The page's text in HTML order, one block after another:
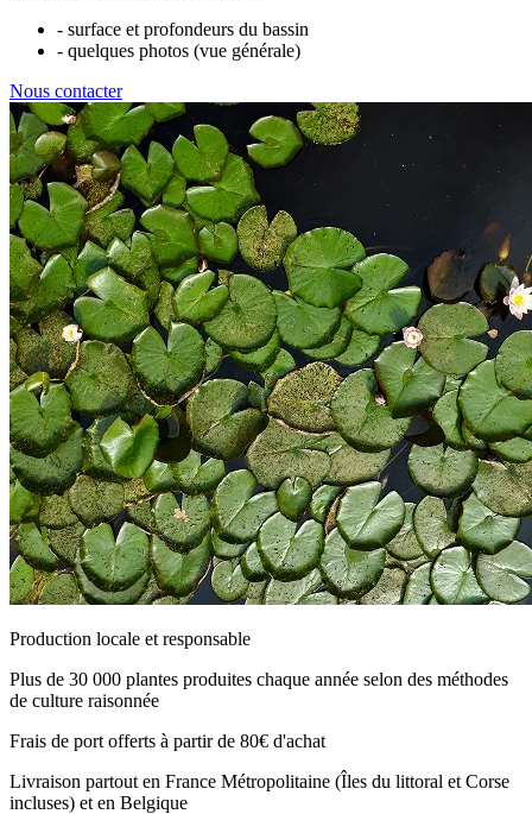
- surface et profondeurs du bassin
- quelques photos (vue générale)
Nous contacter
Production locale et responsable
Plus de 30 000 plantes produites chaque année selon des méthodes
de culture raisonnée
Frais de port offerts à partir de 80€ d'achat
Livraison partout en France Métropolitaine (Îles du littoral et Corse
incluses) et en Belgique